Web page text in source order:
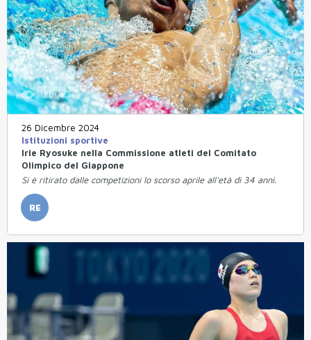
26 Dicembre 2024
Istituzioni sportive
Irie Ryosuke nella Commissione atleti del Comitato
Olimpico del Giappone
Si è ritirato dalle competizioni lo scorso aprile all'età di 34 anni.
RE